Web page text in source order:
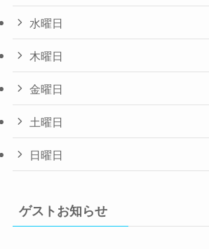
水曜日
木曜日
金曜日
土曜日
日曜日
ゲストお知らせ